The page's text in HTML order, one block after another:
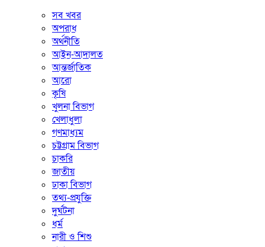
সব খবর
অপরাধ
অর্থনীতি
আইন-আদালত
আন্তর্জাতিক
আরো
কৃষি
খুলনা বিভাগ
খেলাধুলা
গণমাধ্যম
চট্টগ্রাম বিভাগ
চাকরি
জাতীয়
ঢাকা বিভাগ
তথ্য-প্রযুক্তি
দুর্ঘটনা
ধর্ম
নারী ও শিশু